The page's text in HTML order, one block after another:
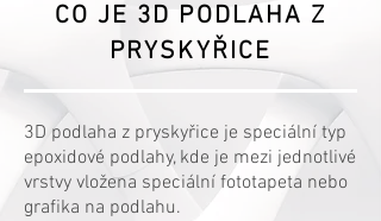
CO JE 3D PODLAHA Z
PRYSKYŘICE
3D podlaha z pryskyřice je speciální typ
epoxidové podlahy, kde je mezi jednotlivé
vrstvy vložena speciální fototapeta nebo
grafika na podlahu.